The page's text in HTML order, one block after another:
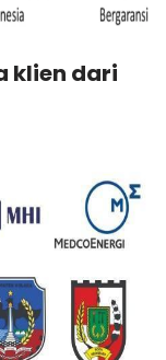
klien dari